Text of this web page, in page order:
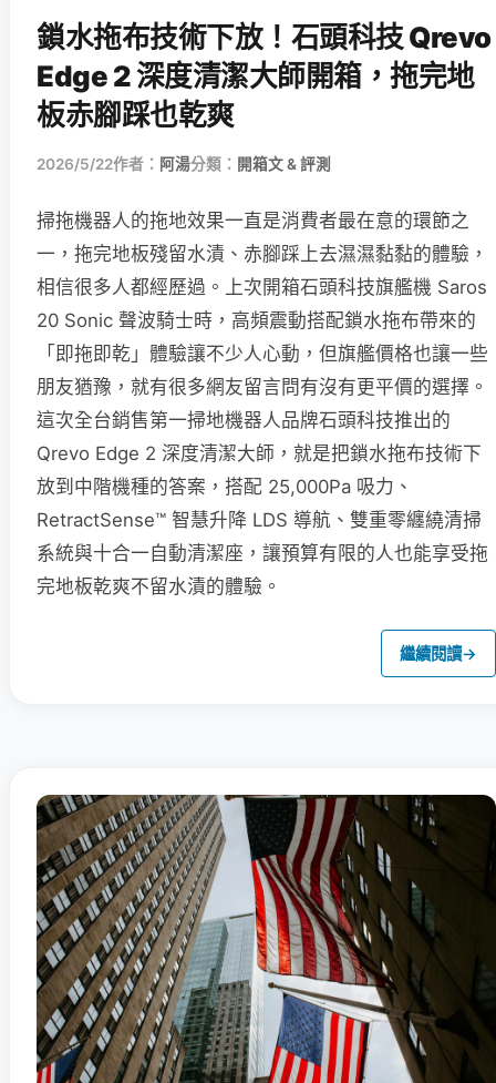
鎖水拖布技術下放！石頭科技 Qrevo
Edge 2 深度清潔大師開箱，拖完地
板赤腳踩也乾爽
2026/5/22作者： 阿湯分類： 開箱文 & 評測
掃拖機器人的拖地效果一直是消費者最在意的環節之
一，拖完地板殘留水漬、赤腳踩上去濕濕黏黏的體驗，
相信很多人都經歷過。上次開箱石頭科技旗艦機 Saros
20 Sonic 聲波騎士時，高頻震動搭配鎖水拖布帶來的
「即拖即乾」體驗讓不少人心動，但旗艦價格也讓一些
朋友猶豫，就有很多網友留言問有沒有更平價的選擇。
這次全台銷售第一掃地機器人品牌石頭科技推出的
Qrevo Edge 2 深度清潔大師，就是把鎖水拖布技術下
放到中階機種的答案，搭配 25,000Pa 吸力、
RetractSense™ 智慧升降 LDS 導航、雙重零纏繞清掃
系統與十合一自動清潔座，讓預算有限的人也能享受拖
完地板乾爽不留水漬的體驗。
繼續閱讀→